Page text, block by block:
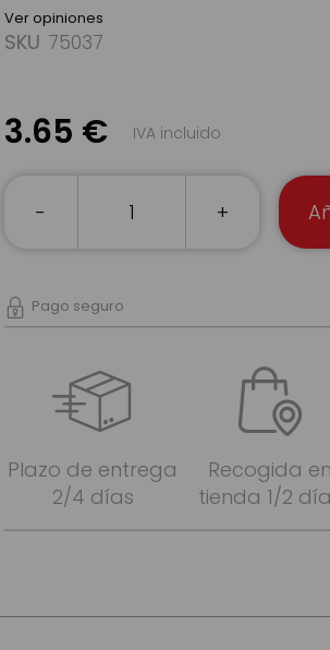
Ver opiniones
SKU 75037
3.65 € IVA incluido
- +
Pago seguro
Plazo de entrega
2/4 días
Recogida en
tienda 1/2